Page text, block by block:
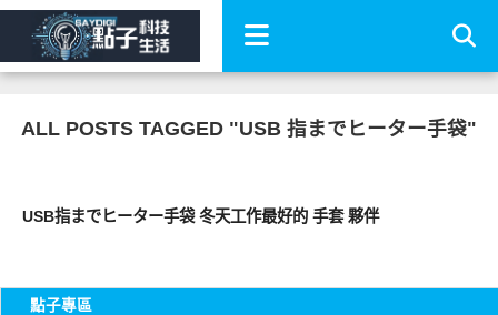
ALL POSTS TAGGED "USB 指までヒーター手袋"
USB指までヒーター手袋 冬天工作最好的 手套 夥伴
點子專區